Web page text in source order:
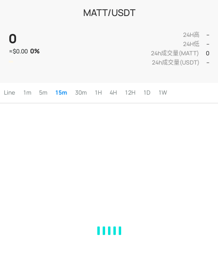
MATT/USDT
0
≈$0.00 0%
24H高
--
24H低
--
24h成交量(MATT)
0
24h成交量(USDT)
--
Line 1m 5m 15m 30m 1H 4H 12H 1D 1W